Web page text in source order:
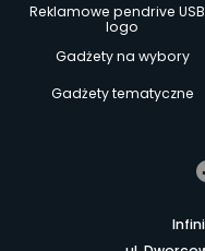
Reklamowe pendrive
logo
Gadżety na wybory
Gadżety tematyczne